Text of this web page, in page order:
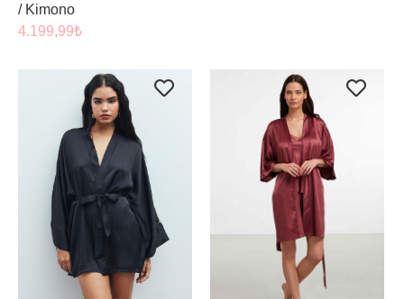
/ Kimono
4.199,99₺
SEPETE EKLE ÜRÜNÜ İNCELE